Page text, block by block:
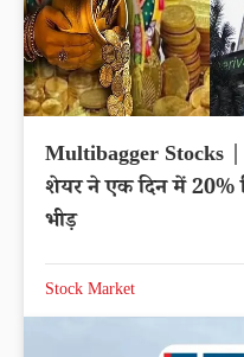
Multibagger Stocks |
शेयर ने एक दिन में 20%
भीड़
Stock Market